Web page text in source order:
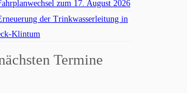
zum 17. August 2026
der Trinkwasserleitung in
Klintum
Termine